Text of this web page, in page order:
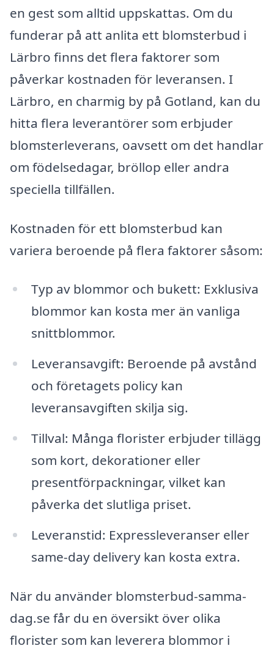
en gest som alltid uppskattas. Om du
funderar på att anlita ett blomsterbud i
Lärbro finns det flera faktorer som
påverkar kostnaden för leveransen. I
Lärbro, en charmig by på Gotland, kan du
hitta flera leverantörer som erbjuder
blomsterleverans, oavsett om det handlar
om födelsedagar, bröllop eller andra
speciella tillfällen.
Kostnaden för ett blomsterbud kan
variera beroende på flera faktorer såsom:
Typ av blommor och bukett: Exklusiva
blommor kan kosta mer än vanliga
snittblommor.
Leveransavgift: Beroende på avstånd
och företagets policy kan
leveransavgiften skilja sig.
Tillval: Många florister erbjuder tillägg
som kort, dekorationer eller
presentförpackningar, vilket kan
påverka det slutliga priset.
Leveranstid: Expressleveranser eller
same-day delivery kan kosta extra.
När du använder blomsterbud-samma-
dag.se får du en översikt över olika
florister som kan leverera blommor i